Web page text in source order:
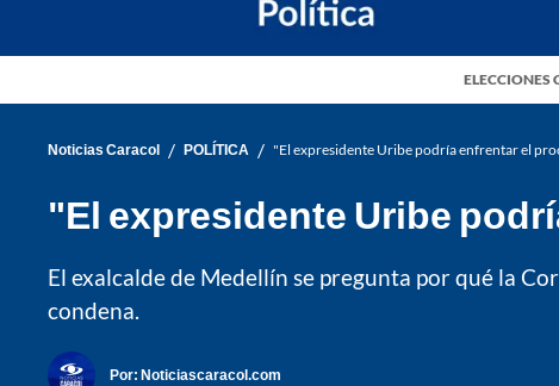
ELECCIONES
Noticias Caracol / POLÍTICA / "El expresidente Uribe podría enfrentar el
"El expresidente Uribe
El exalcalde de Medellín se pregunta por qué la
condena.
Por: Noticiascaracol.com